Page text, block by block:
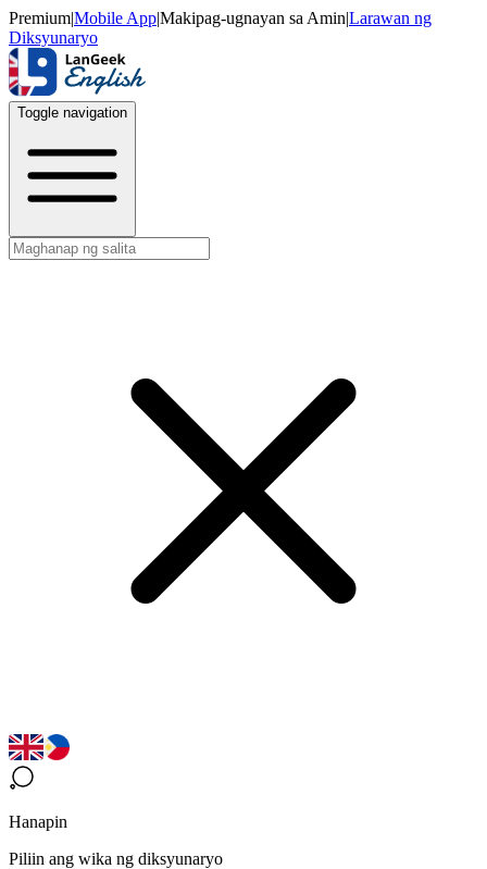
Premium|Mobile App|Makipag-ugnayan sa Amin|Larawan ng
Diksyunaryo
Toggle navigation
Hanapin
Piliin ang wika ng diksyunaryo